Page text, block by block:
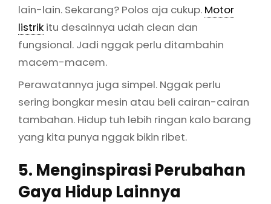
lain-lain. Sekarang? Polos aja cukup. Motor
listrik itu desainnya udah clean dan
fungsional. Jadi nggak perlu ditambahin
macem-macem.
Perawatannya juga simpel. Nggak perlu
sering bongkar mesin atau beli cairan-cairan
tambahan. Hidup tuh lebih ringan kalo barang
yang kita punya nggak bikin ribet.
5. Menginspirasi Perubahan
Gaya Hidup Lainnya